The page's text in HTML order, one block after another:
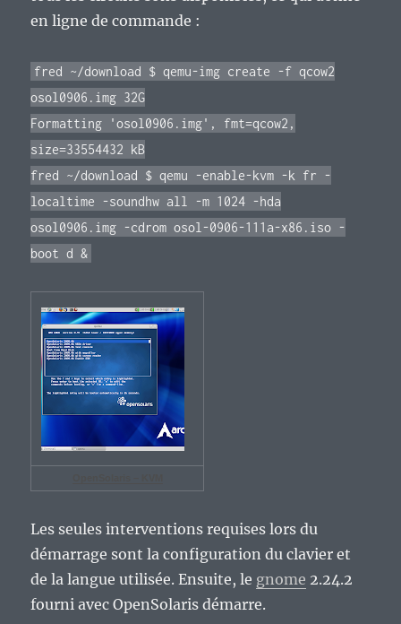
en ligne de commande :
fred ~/download $ qemu-img create -f qcow2
osol0906.img 32G
Formatting 'osol0906.img', fmt=qcow2,
size=33554432 kB
fred ~/download $ qemu -enable-kvm -k fr -
localtime -soundhw all -m 1024 -hda
osol0906.img -cdrom osol-0906-111a-x86.iso -
boot d &
Les seules interventions requises lors du
démarrage sont la configuration du clavier et
de la langue utilisée. Ensuite, le gnome 2.24.2
fourni avec OpenSolaris démarre.